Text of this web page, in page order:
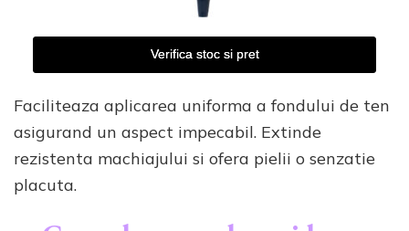
Verifica stoc si pret
Faciliteaza aplicarea uniforma a fondului de ten
asigurand un aspect impecabil. Extinde
rezistenta machiajului si ofera pielii o senzatie
placuta.